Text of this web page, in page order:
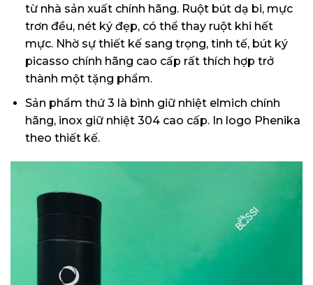
từ nhà sản xuất chính hãng. Ruột bút dạ bi, mực
trơn đều, nét ký đẹp, có thể thay ruột khi hết
mực. Nhờ sự thiết kế sang trọng, tinh tế, bút ký
picasso chính hãng cao cấp rất thích hợp trở
thành một tặng phẩm.
Sản phẩm thứ 3 là bình giữ nhiệt elmich chính
hãng, inox giữ nhiệt 304 cao cấp. In logo Phenika
theo thiết kế.